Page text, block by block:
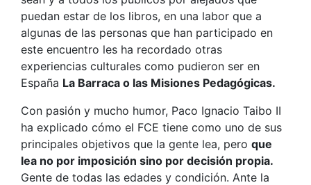
puedan estar de los libros, en una labor que a
algunas de las personas que han participado en
este encuentro les ha recordado otras
experiencias culturales como pudieron ser en
España La Barraca o las Misiones Pedagógicas.
Con pasión y mucho humor, Paco Ignacio Taibo II
ha explicado cómo el FCE tiene como uno de sus
principales objetivos que la gente lea, pero que
lea no por imposición sino por decisión propia.
Gente de todas las edades y condición. Ante la